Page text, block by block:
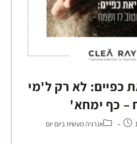
כפיים: לא רק ל'מי
– כף ימחא'
אנרגיה מעשית ביום יום